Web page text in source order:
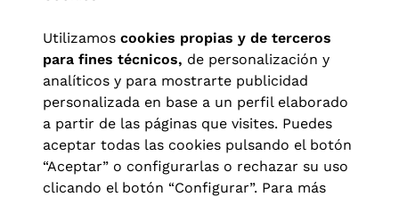
Utilizamos cookies propias y de terceros
para fines técnicos, de personalización y
analíticos y para mostrarte publicidad
personalizada en base a un perfil elaborado
a partir de las páginas que visites. Puedes
aceptar todas las cookies pulsando el botón
“Aceptar” o configurarlas o rechazar su uso
clicando el botón “Configurar”. Para más